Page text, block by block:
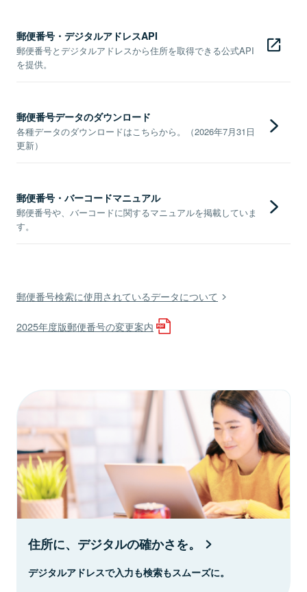
郵便番号・デジタルアドレスAPI
郵便番号とデジタルアドレスから住所を取得できる公式API
を提供。
郵便番号データのダウンロード
各種データのダウンロードはこちらから。（2026年7月31日
更新）
郵便番号・バーコードマニュアル
郵便番号や、バーコードに関するマニュアルを掲載していま
す。
郵便番号検索に使用されているデータについて
2025年度版郵便番号の変更案内
住所に、デジタルの確かさを。
デジタルアドレスで入力も検索もスムーズに。